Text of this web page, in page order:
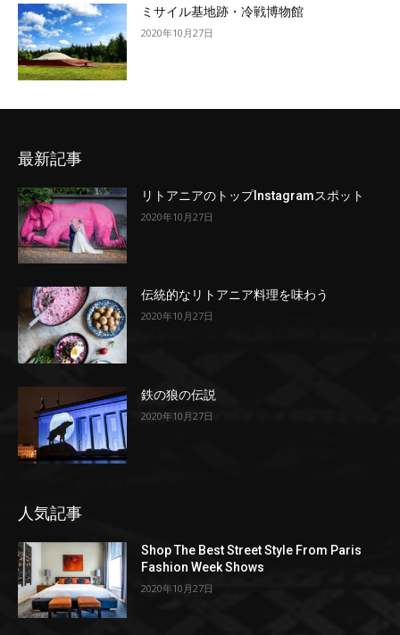
ミサイル基地跡・冷戦博物館
2020年10月27日
最新記事
リトアニアのトップInstagramスポット
2020年10月27日
伝統的なリトアニア料理を味わう
2020年10月27日
鉄の狼の伝説
2020年10月27日
人気記事
Shop The Best Street Style From Paris
Fashion Week Shows
2020年10月27日